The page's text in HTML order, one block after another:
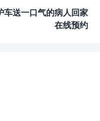
车送一口气的病人回家
在线预约